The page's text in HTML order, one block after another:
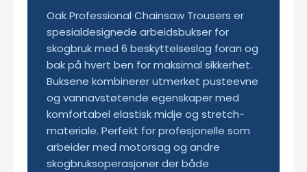
Oak Professional Chainsaw Trousers er
spesialdesignede arbeidsbukser for
skogbruk med 6 beskyttelseslag foran og
bak på hvert ben for maksimal sikkerhet.
Buksene kombinerer utmerket pusteevne
og vannavstøtende egenskaper med
komfortabel elastisk midje og stretch-
materiale. Perfekt for profesjonelle som
arbeider med motorsag og andre
skogbruksoperasjoner der både